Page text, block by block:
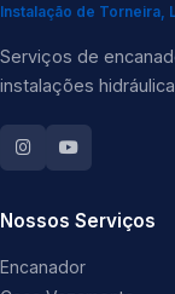
Instalação de Torneira,
Serviços de
instalações
Nossos Serviços
Encanador